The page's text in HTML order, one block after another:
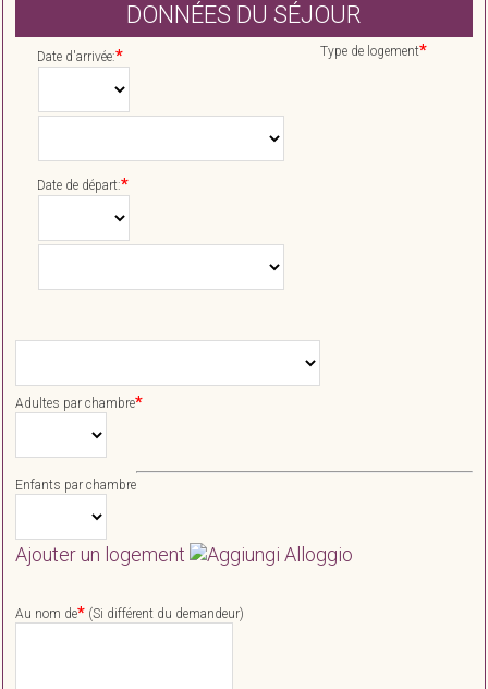
DONNÉES DU SÉJOUR
Date d'arrivée:*
Date de départ:*
Type de logement*
Adultes par chambre*
Enfants par chambre
Ajouter un logement
Au nom de* (Si différent du demandeur)